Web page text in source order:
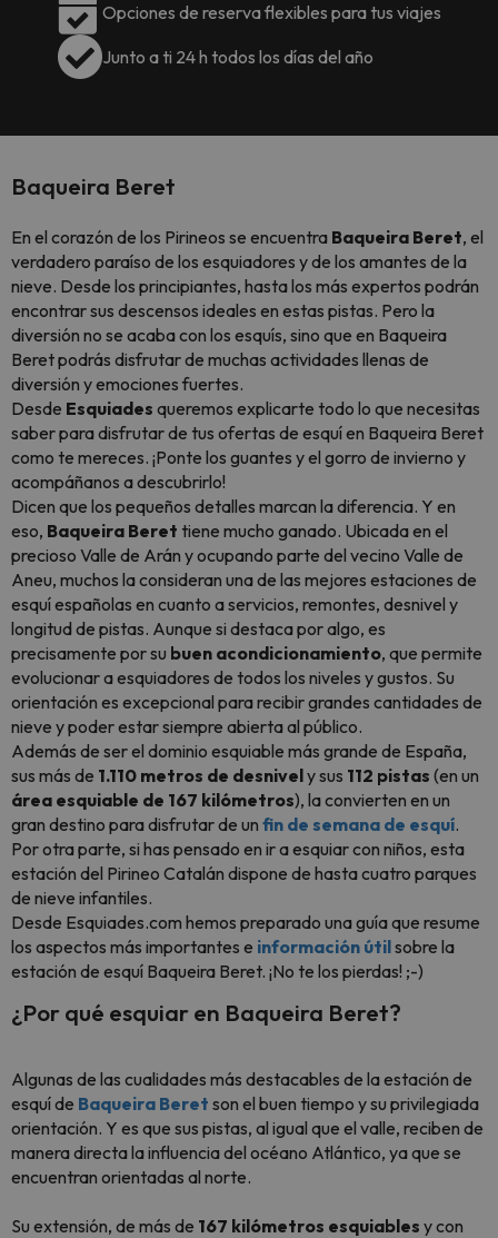
Opciones de reserva flexibles para tus viajes
Junto a ti 24 h todos los días del año
Baqueira Beret
En el corazón de los Pirineos se encuentra Baqueira Beret, el
verdadero paraíso de los esquiadores y de los amantes de la
nieve. Desde los principiantes, hasta los más expertos podrán
encontrar sus descensos ideales en estas pistas. Pero la
diversión no se acaba con los esquís, sino que en Baqueira
Beret podrás disfrutar de muchas actividades llenas de
diversión y emociones fuertes.
Desde Esquiades queremos explicarte todo lo que necesitas
saber para disfrutar de tus ofertas de esquí en Baqueira Beret
como te mereces. ¡Ponte los guantes y el gorro de invierno y
acompáñanos a descubrirlo!
Dicen que los pequeños detalles marcan la diferencia. Y en
eso, Baqueira Beret tiene mucho ganado. Ubicada en el
precioso Valle de Arán y ocupando parte del vecino Valle de
Aneu, muchos la consideran una de las mejores estaciones de
esquí españolas en cuanto a servicios, remontes, desnivel y
longitud de pistas. Aunque si destaca por algo, es
precisamente por su buen acondicionamiento, que permite
evolucionar a esquiadores de todos los niveles y gustos. Su
orientación es excepcional para recibir grandes cantidades de
nieve y poder estar siempre abierta al público.
Además de ser el dominio esquiable más grande de España,
sus más de 1.110 metros de desnively sus 112 pistas (en un
área esquiable de 167 kilómetros), la convierten en un
gran destino para disfrutar de un fin de semana de esquí.
Por otra parte, si has pensado en ir a esquiar con niños, esta
estación del Pirineo Catalán dispone de hasta cuatro parques
de nieve infantiles.
Desde Esquiades.com hemos preparado una guía que resume
los aspectos más importantes e información útilsobre la
estación de esquí Baqueira Beret. ¡No te los pierdas! ;-)
¿Por qué esquiar en Baqueira Beret?
Algunas de las cualidades más destacables de la estación de
esquí de Baqueira Beret son el buen tiempo y su privilegiada
orientación. Y es que sus pistas, al igual que el valle, reciben de
manera directa la influencia del océano Atlántico, ya que se
encuentran orientadas al norte.
Su extensión, de más de 167 kilómetros esquiables y con